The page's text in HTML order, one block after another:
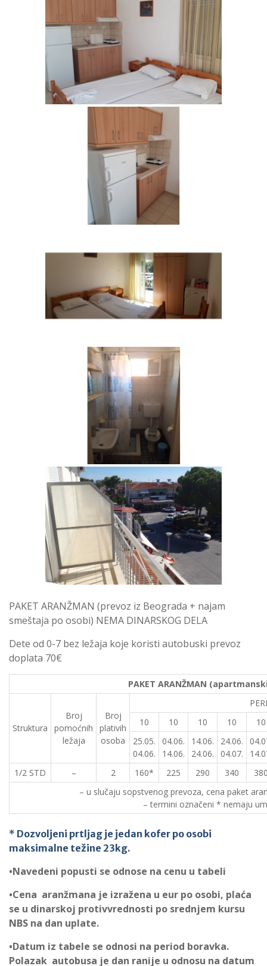
PAKET ARANŽMAN (prevoz iz Beograda + najam
smeštaja po osobi) NEMA DINARSKOG DELA
Dete od 0-7 bez ležaja koje koristi autobuski prevoz
doplata 70€
PAKET ARANŽMAN
Struktura
Broj
pomoćnih
ležaja
Broj
plativih
osoba
10
10 10 10
10
25.05.
04.06.
04.06.
14.06.
14.06.
24.06.
24.06.
04.07.
1/2 STD
– 2 160* 225 290 340
– u slučaju sopstvenog prevoza, cena paket
– termini označeni * nemaju
* Dozvoljeni prtljag je jedan kofer po osobi
maksimalne težine 23kg.
•Navedeni popusti se odnose na cenu u tabeli
•Cena aranžmana je izražena u eur po osobi, plaća
se u dinarskoj protivvrednosti po srednjem kursu
NBS na dan uplate.
•Datum iz tabele se odnosi na period boravka.
Polazak autobusa je dan ranije u odnosu na datum